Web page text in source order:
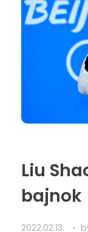
Liu
bajnok
2022.02.13.